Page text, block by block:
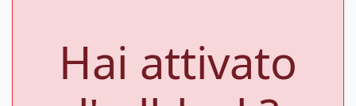
Hai attivato